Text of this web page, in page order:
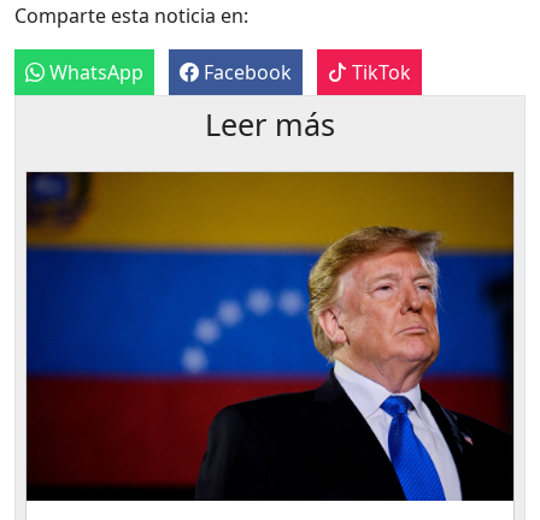
Comparte esta noticia en:
WhatsApp Facebook TikTok
Leer más